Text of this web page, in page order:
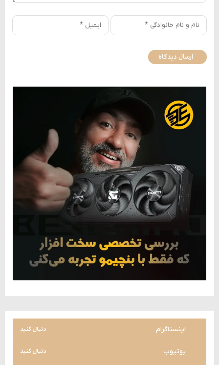
اینستاگرام دنبال کنید
یوتیوب دنبال کنید